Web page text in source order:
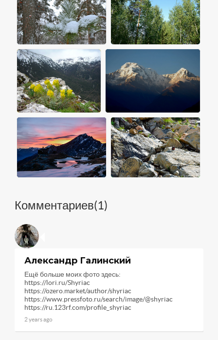
Комментариев(1)
Александр Галинский
Ещё больше моих фото здесь:
https://lori.ru/Shyriac
https://ozero.market/author/shyriac
https://www.pressfoto.ru/search/image/@shyriac
https://ru.123rf.com/profile_shyriac
2 years ago